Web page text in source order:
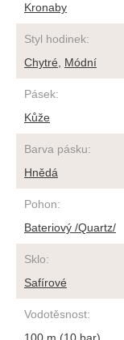
Kronaby
Styl hodinek:
Chytré
Módní
Pásek:
Kůže
Barva pásku:
Hnědá
Pohon:
Bateriový /Quartz/
Sklo:
Safírové
Vodotěsnost: